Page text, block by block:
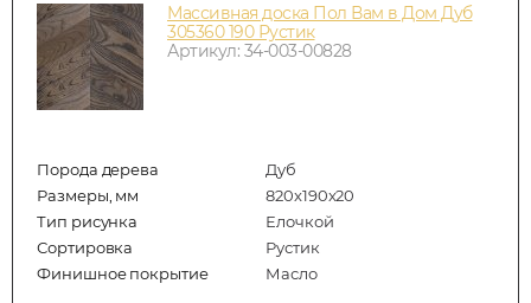
Массивная доска Пол Вам в Дом Дуб
305360 190 Рустик
Артикул: 34-003-00828
Порода дерева
Дуб
Размеры, мм
820x190x20
Тип рисунка
Елочкой
Сортировка
Рустик
Финишное покрытие
Масло